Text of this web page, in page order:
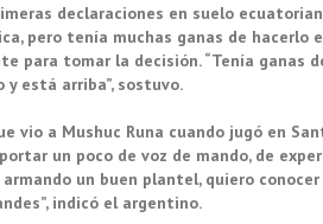
declaraciones en suelo
pero tenía muchas ganas de hacerlo
para tomar la decisión. “Tenía
y está arriba”, sostuvo.
vio a Mushuc Runa cuando jugó en
un poco de voz de mando, de
un buen plantel, quiero
indicó el argentino.